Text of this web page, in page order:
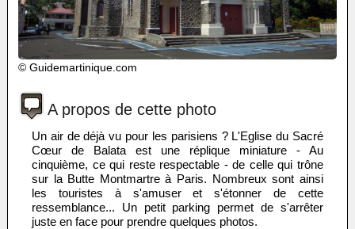
© Guidemartinique.com
A propos de cette photo
Un air de déjà vu pour les parisiens ? L'Eglise du Sacré
Cœur de Balata est une réplique miniature - Au
cinquième, ce qui reste respectable - de celle qui trône
sur la Butte Montmartre à Paris. Nombreux sont ainsi
les touristes à s'amuser et s'étonner de cette
ressemblance... Un petit parking permet de s'arrêter
juste en face pour prendre quelques photos.